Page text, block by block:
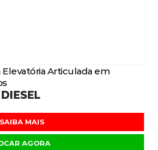
Articulada em
SAIBA MAIS
AGORA